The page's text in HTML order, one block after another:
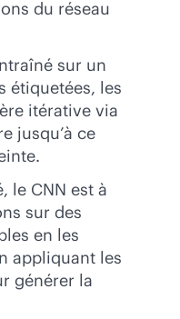
du réseau
sur un
étiquetées, les
itérative via
jusqu’à ce
le CNN est à
sur des
en les
appliquant les
générer la